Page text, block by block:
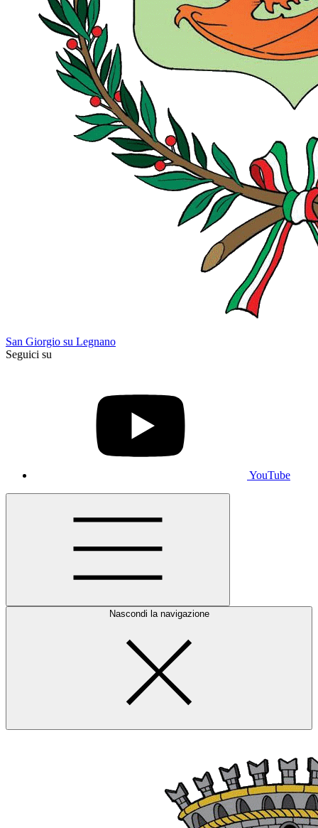
San Giorgio su Legnano
Seguici su
YouTube
Nascondi la navigazione